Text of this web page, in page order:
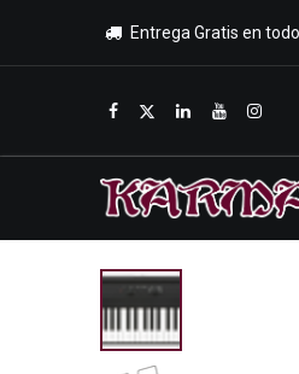
Entrega Gratis en
Inicio